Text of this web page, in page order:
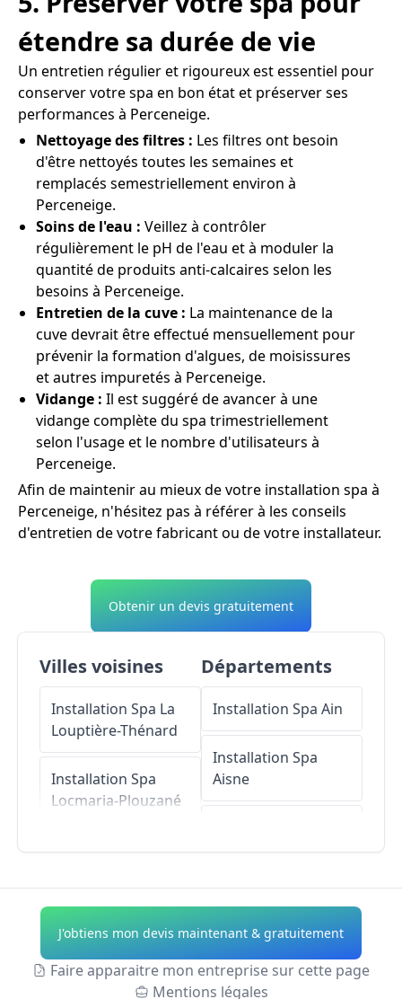
étendre sa durée de vie
Un entretien régulier et rigoureux est essentiel pour
conserver votre spa en bon état et préserver ses
performances à Perceneige.
Nettoyage des filtres : Les filtres ont besoin
d'être nettoyés toutes les semaines et
remplacés semestriellement environ à
Perceneige.
Soins de l'eau : Veillez à contrôler
régulièrement le pH de l'eau et à moduler la
quantité de produits anti-calcaires selon les
besoins à Perceneige.
Entretien de la cuve : La maintenance de la
cuve devrait être effectué mensuellement pour
prévenir la formation d'algues, de moisissures
et autres impuretés à Perceneige.
Vidange : Il est suggéré de avancer à une
vidange complète du spa trimestriellement
selon l'usage et le nombre d'utilisateurs à
Perceneige.
Afin de maintenir au mieux de votre installation spa à
Perceneige, n'hésitez pas à référer à les conseils
d'entretien de votre fabricant ou de votre installateur.
Obtenir un devis gratuitement
Villes voisines
Installation Spa La
Louptière-Thénard
Installation Spa
Locmaria-Plouzané
Installation Spa
Fontaine-Fourches
Installation Spa
Départements
Installation Spa Ain
Installation Spa
Aisne
Allier
Provence
Installation Spa
J'obtiens mon devis maintenant & gratuitement
Faire apparaitre mon entreprise sur cette page
Mentions légales